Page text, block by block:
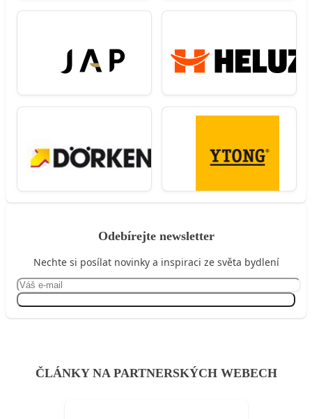
Odebírejte newsletter
Nechte si posílat novinky a inspiraci ze světa bydlení
ČLÁNKY NA PARTNERSKÝCH WEBECH